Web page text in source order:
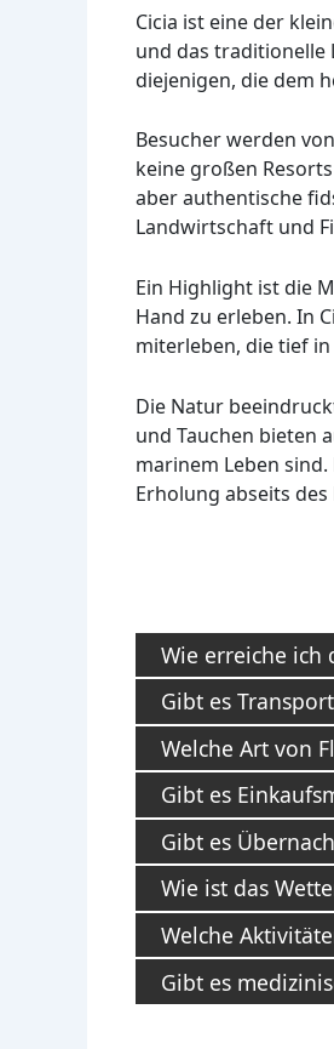
Cicia ist eine der
und das traditionelle
diejenigen, die dem
Besucher werden
keine großen
aber authentische
Landwirtschaft und
Ein Highlight ist die
Hand zu erleben. In
miterleben, die tief
Die Natur
und Tauchen bieten
marinem Leben
Erholung abseits
Wie erreiche ich
Gibt es
Welche Art von
Gibt es
Gibt es
Wie ist das
Welche
Gibt es